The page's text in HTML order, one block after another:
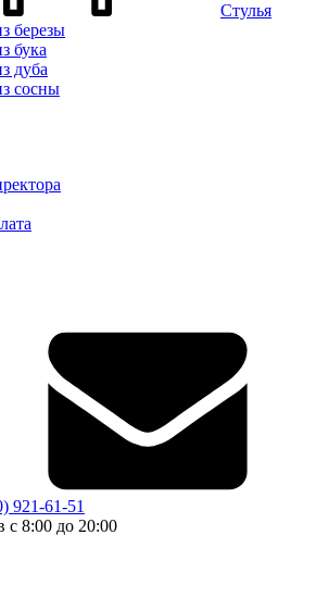
Стулья
березы
бука
дуба
сосны
921-61-51
с 8:00 до 20:00